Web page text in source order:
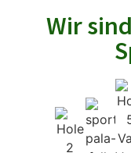
Wir